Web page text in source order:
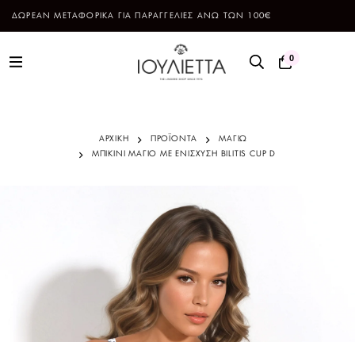
ΔΩΡΕΑΝ ΜΕΤΑΦΟΡΙΚΑ ΓΙΑ ΠΑΡΑΓΓΕΛΙΕΣ ΑΝΩ ΤΩΝ 100€
0
ΑΡΧΙΚΗ ΠΡΟΪΌΝΤΑ
ΜΑΓΙΩ
ΜΠΙΚΙΝΙ ΜΑΓΙΟ ΜΕ ΕΝΙΣΧΥΣΗ BILITIS CUP D